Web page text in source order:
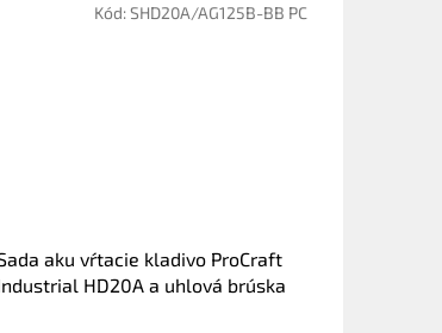
aku vŕtacie kladivo ProCraft
HD20A a uhlová brúska
Kód:SHD20A/AG125B-BB PC